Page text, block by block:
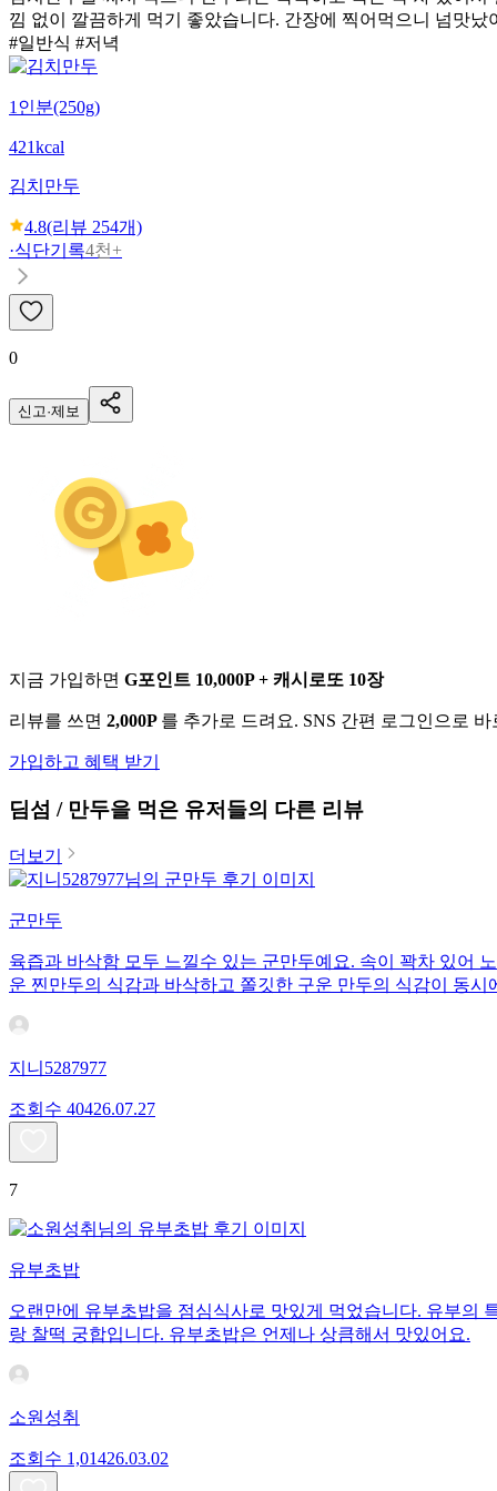
낌 없이 깔끔하게 먹기 좋았습니다. 간장에 찍어먹으니 넘맛났
#일반식 #저녁
1인분(250g)
421kcal
김치만두
4.8(리뷰 254개)
·식단기록4천+
0
신고·제보
지금 가입하면 G포인트 10,000P + 캐시로또 10장
리뷰를 쓰면 2,000P 를 추가로 드려요. SNS 간편 로그인으로
가입하고 혜택 받기
딤섬 / 만두을 먹은 유저들의 다른 리뷰
더보기
군만두
육즙과 바삭함 모두 느낄수 있는 군만두예요. 속이 꽉차 있어
운 찐만두의 식감과 바삭하고 쫄깃한 구운 만두의 식감이 동시
지니5287977
조회수 40426.07.27
7
유부초밥
오랜만에 유부초밥을 점심식사로 맛있게 먹었습니다. 유부의
랑 찰떡 궁합입니다. 유부초밥은 언제나 상큼해서 맛있어요.
소원성취
조회수 1,01426.03.02